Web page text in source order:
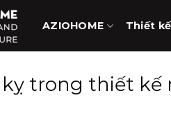
AZIOHOME Thiết
kỵ trong thiết kế